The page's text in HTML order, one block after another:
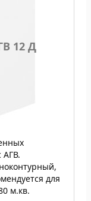
12 Д
АГВ.
для
м.кв.